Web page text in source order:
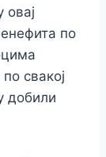
овај
по
свакој
добили